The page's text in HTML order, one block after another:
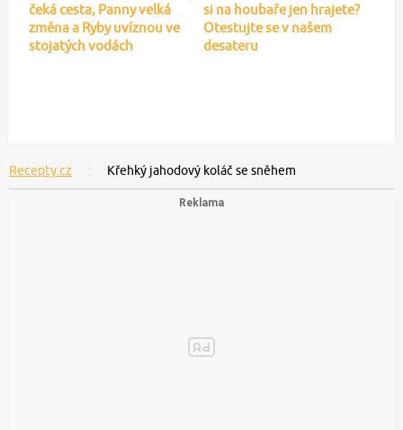
čeká cesta, Panny velká
změna a Ryby uvíznou ve
stojatých vodách
si na houbaře jen hrajete?
Otestujte se v našem
desateru
Recepty.cz Křehký jahodový koláč se sněhem